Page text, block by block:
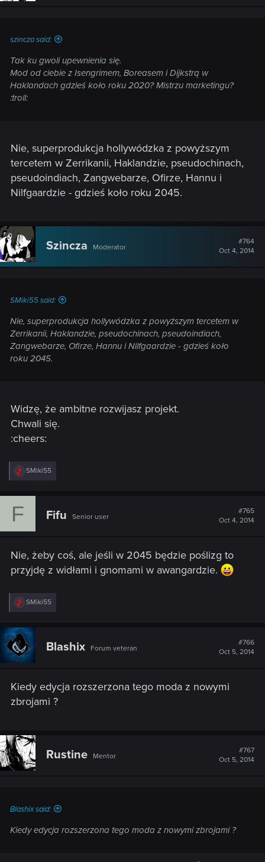
szincza said:
Tak ku gwoli upewnienia się.
Mod od ciebie z Isengrimem, Boreasem i Dijkstrą w
Haklandach gdzieś koło roku 2020? Mistrzu marketingu?
:troll:
Nie, superprodukcja hollywódzka z powyższym
tercetem w Zerrikanii, Haklandzie, pseudochinach,
pseudoindiach, Zangwebarze, Ofirze, Hannu i
Nilfgaardzie - gdzieś koło roku 2045.
Szincza Moderator
#764
Oct 4, 2014
SMiki55 said:
Nie, superprodukcja hollywódzka z powyższym tercetem w
Zerrikanii, Haklandzie, pseudochinach, pseudoindiach,
Zangwebarze, Ofirze, Hannu i Nilfgaardzie - gdzieś koło
roku 2045.
Widzę, że ambitne rozwijasz projekt.
Chwali się.
:cheers:
R
e
c
:
SMiki55
F Fifu Senior user
#765
Oct 4, 2014
Nie, żeby coś, ale jeśli w 2045 będzie poślizg to
przyjdę z widłami i gnomami w awangardzie.
R
e
c
t
i
o
:
SMiki55
Blashix Forum veteran
#766
Oct 5, 2014
Kiedy edycja rozszerzona tego moda z nowymi
zbrojami ?
Rustine Mentor
#767
Oct 5, 2014
Blashix said:
Kiedy edycja rozszerzona tego moda z nowymi zbrojami ?